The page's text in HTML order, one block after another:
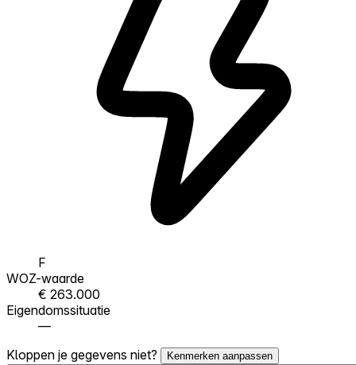
F
WOZ-waarde
€ 263.000
Eigendomssituatie
—
Kloppen je gegevens niet?
Kenmerken aanpassen